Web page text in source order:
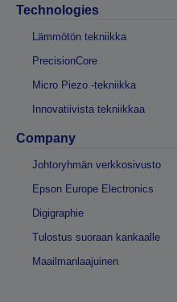
Technologies
Lämmötön tekniikka
PrecisionCore
Micro Piezo -tekniikka
Innovatiivista tekniikkaa
Company
Johtoryhmän verkkosivusto
Epson Europe Electronics
Digigraphie
Tulostus suoraan kankaalle
Maailmanlaajuinen